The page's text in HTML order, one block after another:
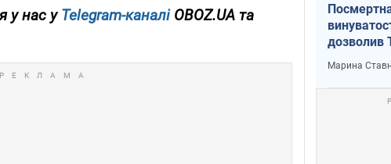
у нас уTelegram-каналіOBOZ.UA та
дозволив
загиблих
Марина